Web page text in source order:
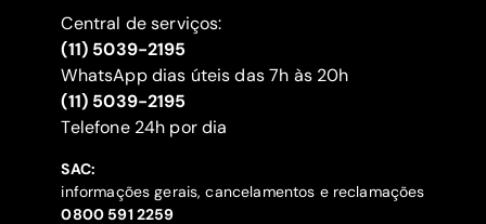
Central de serviços:
(11) 5039-2195
WhatsApp dias úteis das 7h às 20h
(11) 5039-2195
‍Telefone 24h por dia
SAC:
informações gerais, cancelamentos e reclamações
‍0800 591 2259